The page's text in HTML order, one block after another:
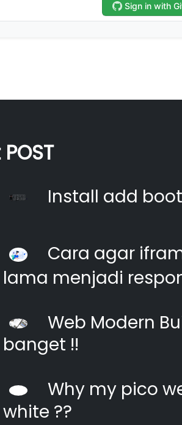
Install add
Cara agar
lama menjadi
Web Modern
banget !!
Why my pico
white ??